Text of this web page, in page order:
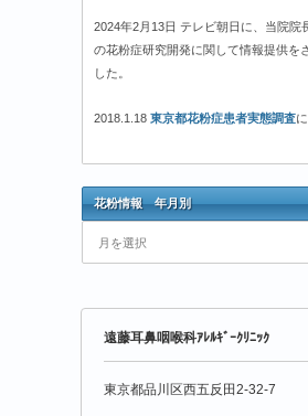
2024年2月13日 テレビ朝日に、当院院
の花粉症研究開発に関して情報提供を
した。
2018.1.18 東京都花粉症患者実態調査
花粉情報 年月別
花
粉
遠藤耳鼻咽喉科ｱﾚﾙｷﾞｰｸﾘﾆｯｸ
東京都品川区西五反田2-32-7